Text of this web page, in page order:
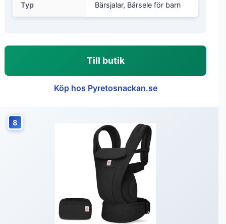
Typ Bärsjalar, Bärsele för barn
Till butik
Köp hos Pyretosnackan.se
8